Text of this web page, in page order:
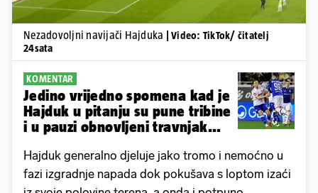
Nezadovoljni navijači Hajduka
| Video: TikTok/ čitatelj
24sata
KOMENTAR
Jedino vrijedno spomena kad je
Hajduk u pitanju su pune tribine
i u pauzi obnovljeni travnjak...
Hajduk generalno djeluje jako tromo i nemoćno u
fazi izgradnje napada dok pokušava s loptom izaći